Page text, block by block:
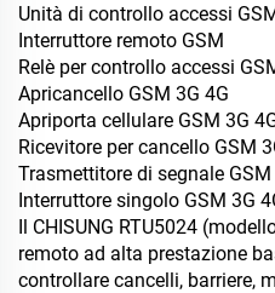
Unità di controllo accessi
Interruttore remoto GSM
Relè per controllo accessi
Apricancello GSM 3G 4G
Apriporta cellulare GSM 3G
Ricevitore per cancello GSM
Trasmettitore di segnale GSM
Interruttore singolo GSM 3G
Il CHISUNG RTU5024
remoto ad alta prestazione
controllare cancelli, barriere,